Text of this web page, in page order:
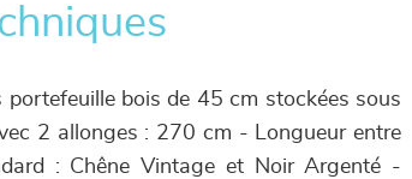
bois de 45 cm stockées sous
2 allonges : 270 cm - Longueur entre
: Chêne Vintage et Noir Argenté -